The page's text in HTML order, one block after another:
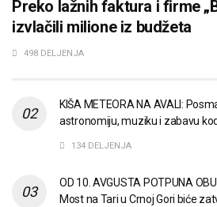
Preko lažnih faktura i firme
izvlačili milione iz budžeta
498 DELJENJA
KIŠA METEORA NA AVALI:
astronomiju, muziku i zabavu
134 DELJENJA
OD 10. AVGUSTA POTPUNA
Most na Tari u Crnoj Gori biće